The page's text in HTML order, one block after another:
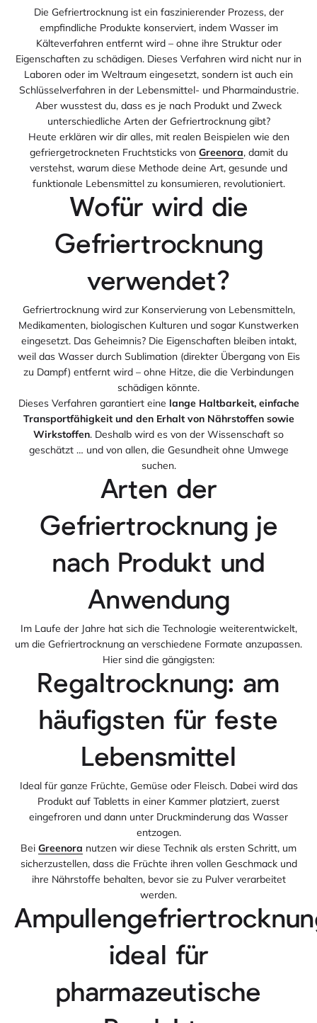
Die Gefriertrocknung ist ein faszinierender Prozess, der
empfindliche Produkte konserviert, indem Wasser im
Kälteverfahren entfernt wird – ohne ihre Struktur oder
Eigenschaften zu schädigen. Dieses Verfahren wird nicht nur in
Laboren oder im Weltraum eingesetzt, sondern ist auch ein
Schlüsselverfahren in der Lebensmittel- und Pharmaindustrie.
Aber wusstest du, dass es je nach Produkt und Zweck
unterschiedliche Arten der Gefriertrocknung gibt?
Heute erklären wir dir alles, mit realen Beispielen wie den
gefriergetrockneten Fruchtsticks von Greenora, damit du
verstehst, warum diese Methode deine Art, gesunde und
funktionale Lebensmittel zu konsumieren, revolutioniert.
Wofür wird die
Gefriertrocknung
verwendet?
Gefriertrocknung wird zur Konservierung von Lebensmitteln,
Medikamenten, biologischen Kulturen und sogar Kunstwerken
eingesetzt. Das Geheimnis? Die Eigenschaften bleiben intakt,
weil das Wasser durch Sublimation (direkter Übergang von Eis
zu Dampf) entfernt wird – ohne Hitze, die die Verbindungen
schädigen könnte.
Dieses Verfahren garantiert eine lange Haltbarkeit, einfache
Transportfähigkeit und den Erhalt von Nährstoffen sowie
Wirkstoffen. Deshalb wird es von der Wissenschaft so
geschätzt … und von allen, die Gesundheit ohne Umwege
suchen.
Arten der
Gefriertrocknung je
nach Produkt und
Anwendung
Im Laufe der Jahre hat sich die Technologie weiterentwickelt,
um die Gefriertrocknung an verschiedene Formate anzupassen.
Hier sind die gängigsten:
Regaltrocknung: am
häufigsten für feste
Lebensmittel
Ideal für ganze Früchte, Gemüse oder Fleisch. Dabei wird das
Produkt auf Tabletts in einer Kammer platziert, zuerst
eingefroren und dann unter Druckminderung das Wasser
entzogen.
Bei Greenora nutzen wir diese Technik als ersten Schritt, um
sicherzustellen, dass die Früchte ihren vollen Geschmack und
ihre Nährstoffe behalten, bevor sie zu Pulver verarbeitet
werden.
ideal für
pharmazeutische